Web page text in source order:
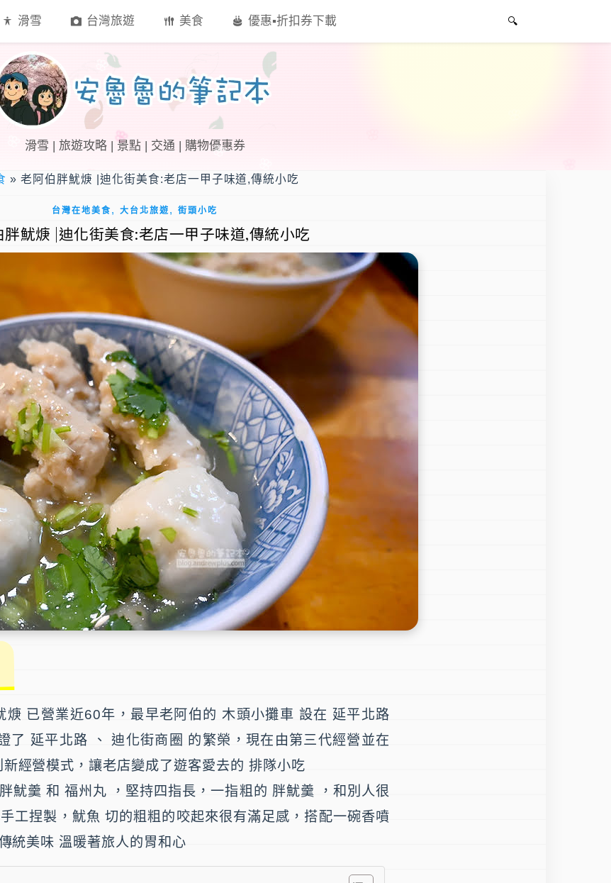
滑雪 | 旅遊攻略 | 景點 | 交通 | 購物優惠券
滑雪 台灣旅遊 美食 優惠▪︎折扣券下載
»老阿伯胖魷焿 |迪化街美食:老店一甲子味道,傳統小吃
台灣在地美食 , 大台北旅遊, 街頭小吃
胖魷焿 |迪化街美食:老店一甲子味道,傳統小吃
焿 已營業近60年，最早老阿伯的 木頭小攤車 設在 延平北路
了 延平北路 、 迪化街商圈 的繁榮，現在由第三代經營並在
經營模式，讓老店變成了遊客愛去的 排隊小吃
魷羹 和 福州丸 ，堅持四指長，一指粗的 胖魷羹 ，和別人很
工捏製，魷魚 切的粗粗的咬起來很有滿足感，搭配一碗香噴
統美味 溫暖著旅人的胃和心